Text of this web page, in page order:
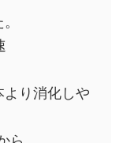
より消化しや